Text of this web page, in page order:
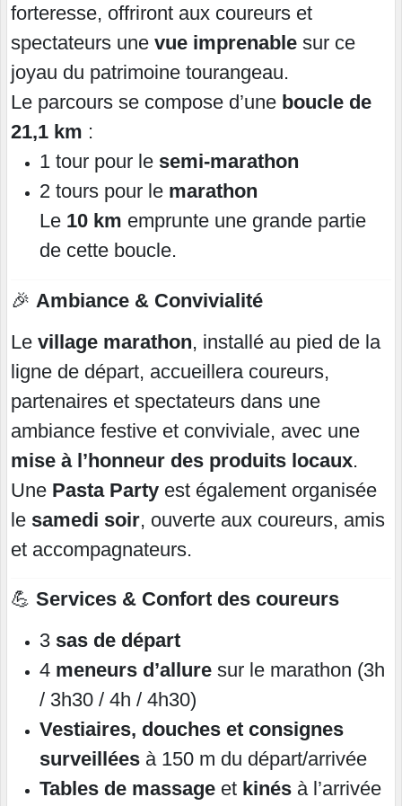
forteresse, offriront aux coureurs et
spectateurs une vue imprenable sur ce
joyau du patrimoine tourangeau.
Le parcours se compose d’une boucle de
21,1 km :
1 tour pour le semi-marathon
2 tours pour le marathon
Le 10 km emprunte une grande partie
de cette boucle.
🎉 Ambiance & Convivialité
Le village marathon, installé au pied de la
ligne de départ, accueillera coureurs,
partenaires et spectateurs dans une
ambiance festive et conviviale, avec une
mise à l’honneur des produits locaux.
Une Pasta Party est également organisée
le samedi soir, ouverte aux coureurs, amis
et accompagnateurs.
💪 Services & Confort des coureurs
3 sas de départ
4 meneurs d’allure sur le marathon (3h
/ 3h30 / 4h / 4h30)
Vestiaires, douches et consignes
surveillées à 150 m du départ/arrivée
Tables de massage et kinés à l’arrivée